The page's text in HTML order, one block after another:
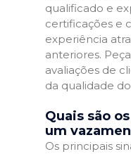
qualificado e
certificações e
experiência
anteriores.
avaliações de
da qualidade
Quais são
um
Os principais